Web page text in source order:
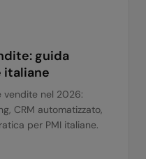
guida
italiane
vendite nel 2026:
CRM automatizzato,
per PMI italiane.